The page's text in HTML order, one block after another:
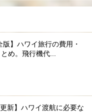
版】ハワイ旅行の費用・
め。飛行機代...
更新】ハワイ渡航に必要な